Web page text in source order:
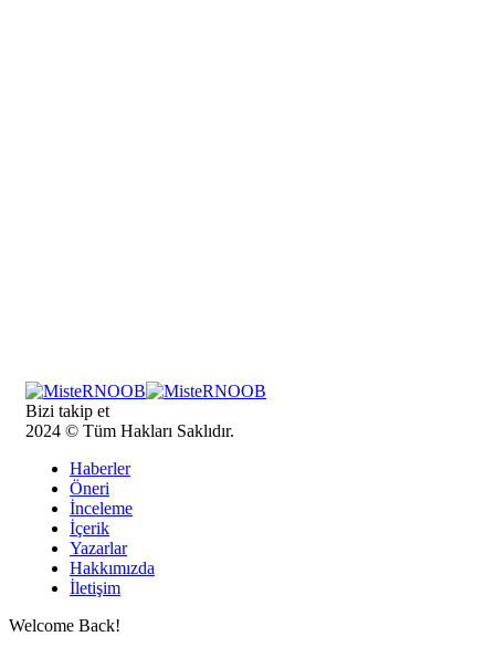
Bizi takip et
2024 © Tüm Hakları Saklıdır.
Haberler
Öneri
İnceleme
İçerik
Yazarlar
Hakkımızda
İletişim
Welcome Back!